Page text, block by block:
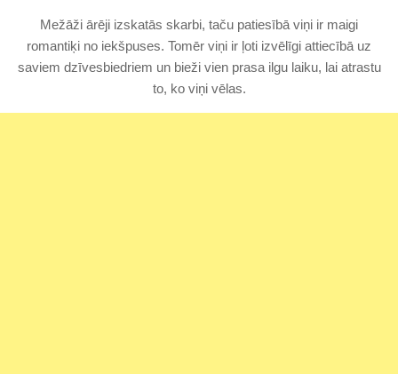
Mežāži ārēji izskatās skarbi, taču patiesībā viņi ir maigi
romantiķi no iekšpuses. Tomēr viņi ir ļoti izvēlīgi attiecībā uz
saviem dzīvesbiedriem un bieži vien prasa ilgu laiku, lai atrastu
to, ko viņi vēlas.